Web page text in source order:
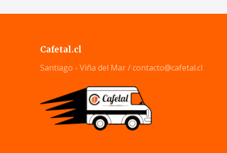
Cafetal.cl
Santiago - Viña del Mar /contacto@cafetal.cl